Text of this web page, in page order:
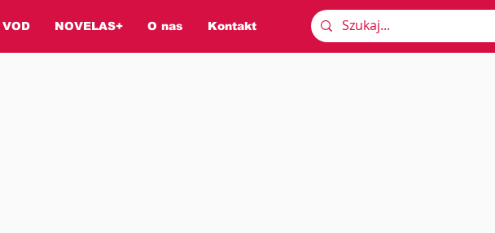
VOD NOVELAS+ O nas Kontakt